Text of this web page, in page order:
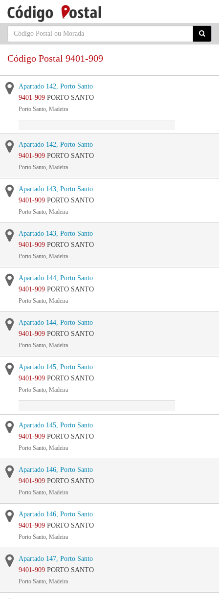
Código Postal 9401-909
Apartado 142, Porto Santo
9401-909 PORTO SANTO
Porto Santo, Madeira
Apartado 142, Porto Santo
9401-909 PORTO SANTO
Porto Santo, Madeira
Apartado 143, Porto Santo
9401-909 PORTO SANTO
Porto Santo, Madeira
Apartado 143, Porto Santo
9401-909 PORTO SANTO
Porto Santo, Madeira
Apartado 144, Porto Santo
9401-909 PORTO SANTO
Porto Santo, Madeira
Apartado 144, Porto Santo
9401-909 PORTO SANTO
Porto Santo, Madeira
Apartado 145, Porto Santo
9401-909 PORTO SANTO
Porto Santo, Madeira
Apartado 145, Porto Santo
9401-909 PORTO SANTO
Porto Santo, Madeira
Apartado 146, Porto Santo
9401-909 PORTO SANTO
Porto Santo, Madeira
Apartado 146, Porto Santo
9401-909 PORTO SANTO
Porto Santo, Madeira
Apartado 147, Porto Santo
9401-909 PORTO SANTO
Porto Santo, Madeira